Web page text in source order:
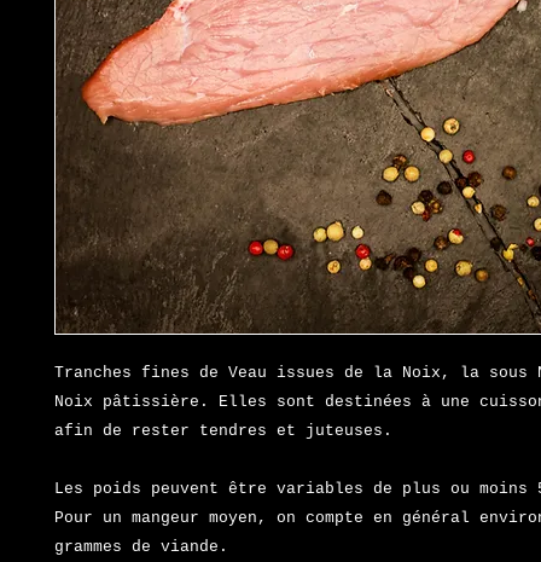
Tranches fines de Veau issues de la Noix, la sous
Noix pâtissière. Elles sont destinées à une
afin de rester tendres et juteuses.
Les poids peuvent être variables de plus ou moins
Pour un mangeur moyen, on compte en général
grammes de viande.